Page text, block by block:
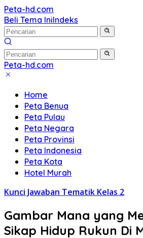
Langsung
ke
konten
Peta-hd.com
Kumpulan
Gambar
Peta
HD
Beli Tema IniIndeks
Peta-hd.com
Kumpulan
Peta
HD
Home
Peta Benua
Peta Pulau
Peta Negara
Peta Provinsi
Peta Indonesia
Peta Kota
Hotel Murah
Kunci Jawaban Tematik Kelas 2
Gambar Mana yang
Sikap Hidup Rukun Di